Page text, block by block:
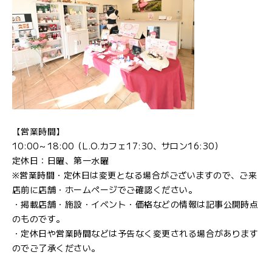
【営業時間】
10:00～18:00（L.O.カフェ17:30、サロン16:30）
定休日：日曜、第一水曜
※営業時間・定休日は変更となる場合がございますので、ご来
店前に店舗・ホームページでご確認ください。
・掲載店舗・施設・イベント・価格などの情報は記事公開時点
のものです。
・定休日や営業時間などは予告なく変更される場合があります
のでご了承ください。